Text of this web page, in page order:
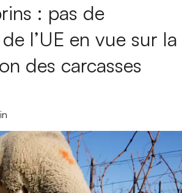
: pas de
l’UE en vue sur la
des carcasses